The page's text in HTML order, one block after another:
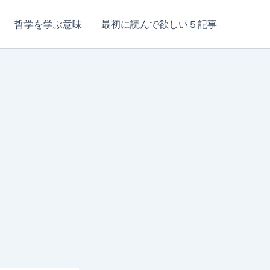
哲学を学ぶ意味 最初に読んで欲しい５記事